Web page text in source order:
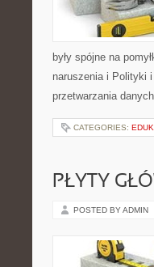
były spójne na
naruszenia i Polityki
przetwarzania
CATEGORIES:
PŁYTY
POSTED BY ADMIN